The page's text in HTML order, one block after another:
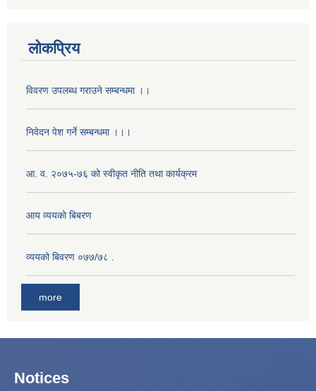
लोकप्रिय
विवरण उपलब्ध गराउने सम्बन्धमा ।।
निवेदन पेश गर्ने सम्बन्धमा ।।।
आ. व. २०७५-७६ को स्वीकृत नीति तथा कार्यक्रम
आय व्ययकाे बिबरण
व्ययको बिवरण ०७७/७८ .
more
Notices